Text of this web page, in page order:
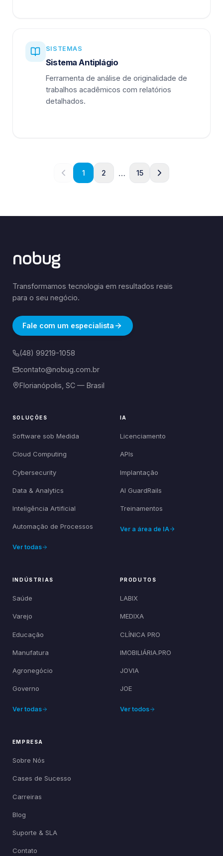
SISTEMAS
Sistema Antiplágio
Ferramenta de análise de originalidade de
trabalhos acadêmicos com relatórios
detalhados.
1 2 … 15
nobug
Transformamos tecnologia em resultados reais
para o seu negócio.
Fale com um especialista
(48) 99219-1058
contato@nobug.com.br
Florianópolis, SC — Brasil
SOLUÇÕES
Software sob Medida
Cloud Computing
Cybersecurity
Data & Analytics
Inteligência Artificial
Automação de Processos
Ver todas
IA
Licenciamento
APIs
Implantação
AI GuardRails
Treinamentos
Ver a área de IA
INDÚSTRIAS
Saúde
Varejo
Educação
Manufatura
Agronegócio
Governo
Ver todas
PRODUTOS
LABIX
MEDIXA
CLÍNICA PRO
IMOBILIÁRIA.PRO
JOVIA
JOE
Ver todos
EMPRESA
Sobre Nós
Cases de Sucesso
Carreiras
Blog
Suporte & SLA
Contato